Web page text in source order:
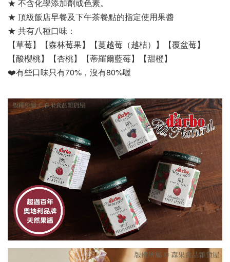
★ 不含化學添加劑或色素。
★ 頂級飯店早餐及下午茶餐點的指定使用果醬
★ 共有八種口味：
【草莓】【森林莓果】【蔓越莓（越桔）】【覆盆莓】
【酸櫻桃】【杏桃】【蒂羅爾藍莓】【甜橙】
❤️有些口味只有70%，沒有80%喔